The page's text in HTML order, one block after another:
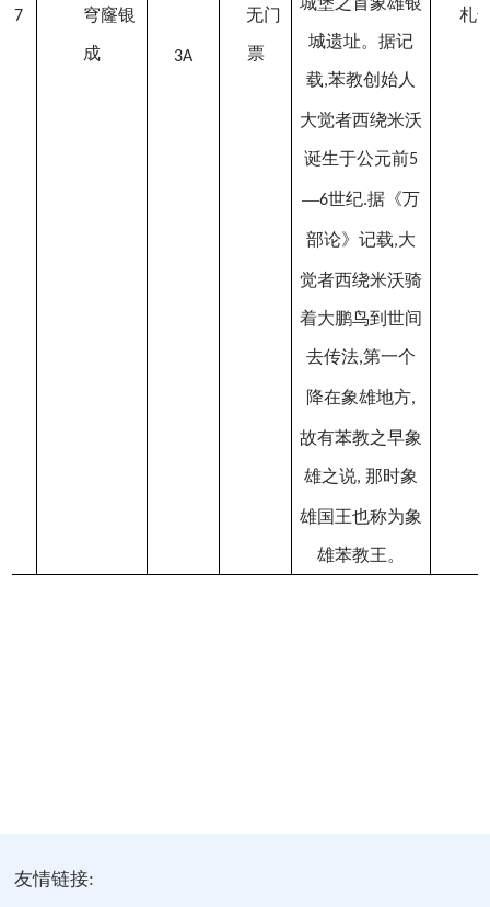
7 穹窿银
成 3A
无门
票
城遗址。据记
载,苯教创始人
大觉者西绕米沃
诞生于公元前5
—6世纪.据《万
部论》记载,大
觉者西绕米沃骑
着大鹏鸟到世间
去传法,第一个
降在象雄地方,
故有苯教之早象
雄之说, 那时象
雄国王也称为象
雄苯教王。
札
友情链接: